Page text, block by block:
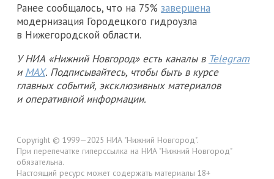
Ранее сообщалось, что на 75% завершена
модернизация Городецкого гидроузла
в Нижегородской области.
У НИА «Нижний Новгород» есть каналы в Telegram
и MAX. Подписывайтесь, чтобы быть в курсе
главных событий, эксклюзивных материалов
и оперативной информации.
Copyright © 1999—2025 НИА "Нижний Новгород".
При перепечатке гиперссылка на НИА "Нижний Новгород"
обязательна.
Настоящий ресурс может содержать материалы 18+